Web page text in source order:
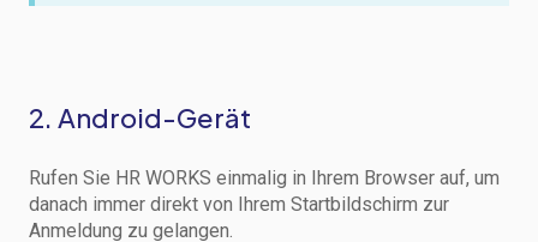
2. Android-Gerät
Rufen Sie HR WORKS einmalig in Ihrem Browser auf, um
danach immer direkt von Ihrem Startbildschirm zur
Anmeldung zu gelangen.